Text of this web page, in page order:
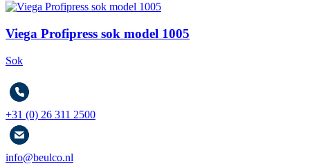
Viega Profipress sok model 1005
Sok
+31 (0) 26 311 2500
info@beulco.nl